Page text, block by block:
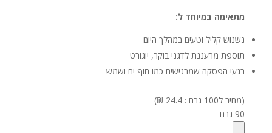
מתאימה במיוחד ל:
נשנוש קליל וטעים במהלך היום
תוספת מרעננת לדגני בוקר, יוגורט
רגעי הפסקה שמרגישים כמו חוף ים ושמש
(מחיר ל100 גרם : 24.4 ₪)
90 גרם
Quantity-